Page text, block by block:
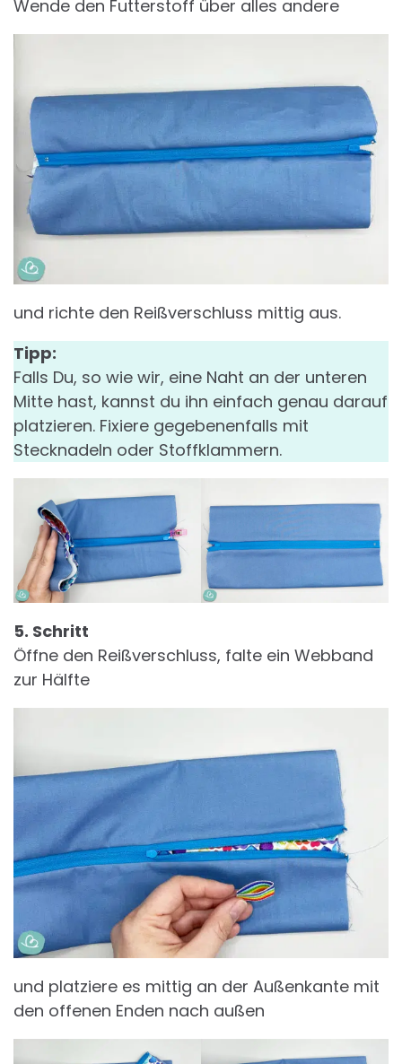
Wende den Futterstoff über alles andere
und richte den Reißverschluss mittig aus.
Tipp:
Falls Du, so wie wir, eine Naht an der unteren
Mitte hast, kannst du ihn einfach genau darauf
platzieren. Fixiere gegebenenfalls mit
Stecknadeln oder Stoffklammern.
5. Schritt
Öffne den Reißverschluss, falte ein Webband
zur Hälfte
und platziere es mittig an der Außenkante mit
den offenen Enden nach außen